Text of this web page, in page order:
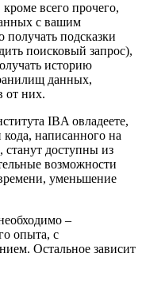
всего прочего,
с вашим
получать подсказки
поисковый запрос),
историю
данных,
от них.
IBA овладеете,
написанного на
доступны из
возможности
уменьшение
–
опыта, с
Остальное зависит